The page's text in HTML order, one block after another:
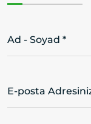
Ad - Soyad *
E-posta